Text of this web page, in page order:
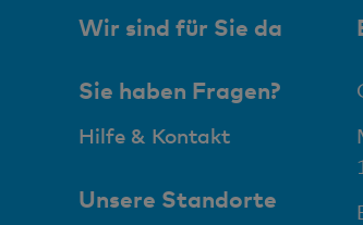
Wir sind für Sie da
Sie haben Fragen?
Hilfe & Kontakt
Unsere Standorte